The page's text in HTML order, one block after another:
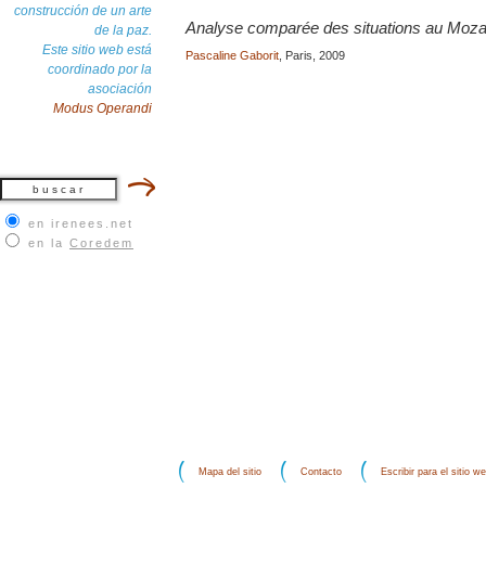
construcción de un arte
de la paz.
Este sitio web está
coordinado por la
asociación
Modus Operandi
en irenees.net
en la Coredem
Analyse comparée des situations au
Pascaline Gaborit , Paris, 2009
Mapa del sitio Contacto Escribir para el sitio